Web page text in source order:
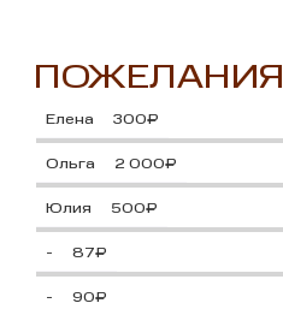
ПОЖЕЛАНИЯ
Елена 300₽
Ольга 2 000₽
Юлия 500₽
- 87₽
- 90₽